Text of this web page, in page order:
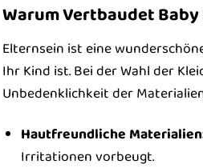
Warum Vertbaudet
Elternsein ist eine
Ihr Kind ist. Bei der Wahl der
Unbedenklichkeit der
Hautfreundliche
Irritationen vorbeugt.